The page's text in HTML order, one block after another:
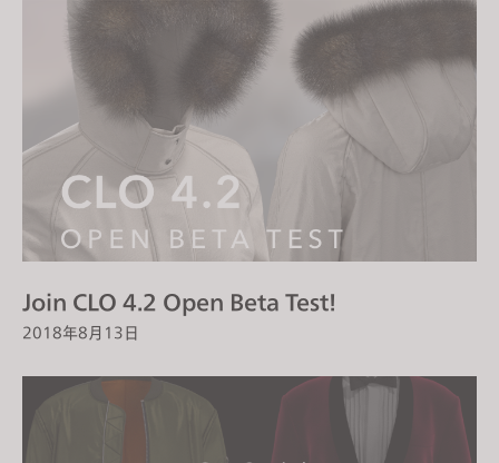
Join CLO 4.2 Open Beta Test!
2018年8月13日